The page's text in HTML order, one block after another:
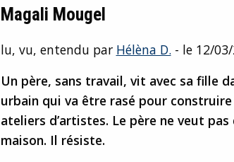
Magali Mougel
lu, vu, entendu par Hélèna D. - le 12/
Un père, sans travail, vit avec sa fille
urbain qui va être rasé pour construire
ateliers d’artistes. Le père ne veut
maison. Il résiste.